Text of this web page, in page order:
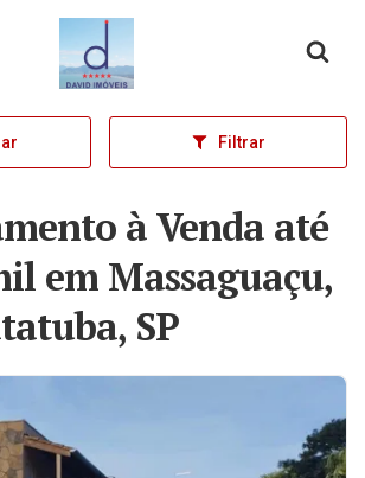
Página inicial
Filtrar
à Venda até
em Massaguaçu,
SP